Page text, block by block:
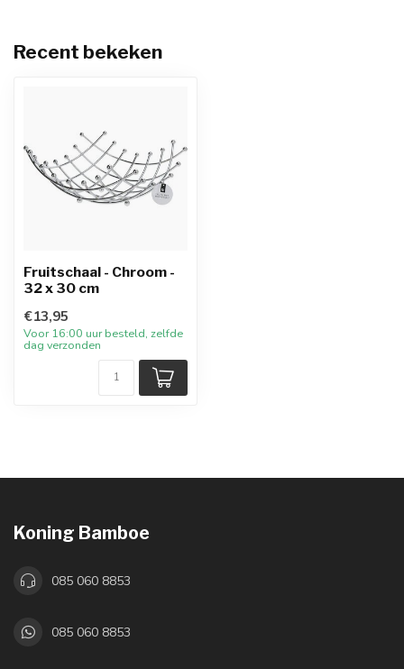
Recent bekeken
Fruitschaal - Chroom -
32 x 30 cm
€13,95
Voor 16:00 uur besteld, zelfde
dag verzonden
Koning Bamboe
085 060 8853
085 060 8853